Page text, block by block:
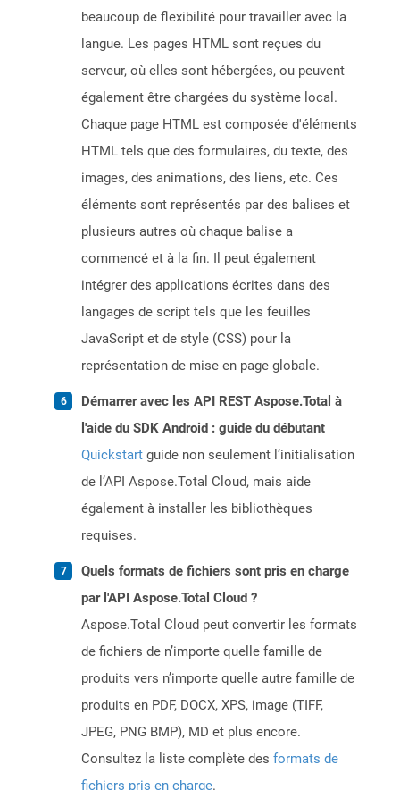
beaucoup de flexibilité pour travailler avec la
langue. Les pages HTML sont reçues du
serveur, où elles sont hébergées, ou peuvent
également être chargées du système local.
Chaque page HTML est composée d'éléments
HTML tels que des formulaires, du texte, des
images, des animations, des liens, etc. Ces
éléments sont représentés par des balises et
plusieurs autres où chaque balise a
commencé et à la fin. Il peut également
intégrer des applications écrites dans des
langages de script tels que les feuilles
JavaScript et de style (CSS) pour la
représentation de mise en page globale.
Démarrer avec les API REST Aspose.Total à
l'aide du SDK Android : guide du débutant
Quickstart guide non seulement l’initialisation
de l’API Aspose.Total Cloud, mais aide
également à installer les bibliothèques
requises.
Quels formats de fichiers sont pris en charge
par l'API Aspose.Total Cloud ?
Aspose.Total Cloud peut convertir les formats
de fichiers de n’importe quelle famille de
produits vers n’importe quelle autre famille de
produits en PDF, DOCX, XPS, image (TIFF,
JPEG, PNG BMP), MD et plus encore.
Consultez la liste complète des formats de
fichiers pris en charge.